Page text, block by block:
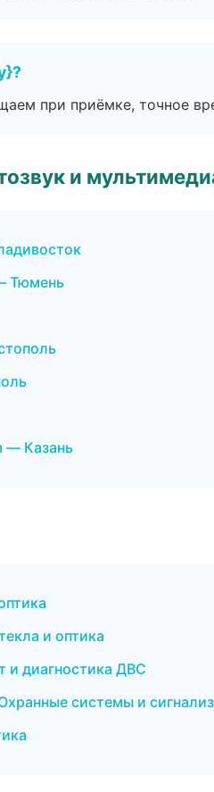
при приёмке, точное
и
Тюмень
— Казань
и оптика
и диагностика ДВС
системы и